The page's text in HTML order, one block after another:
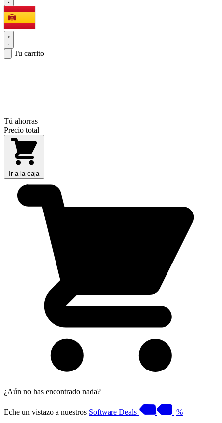
Tu carrito
Tú ahorras
Precio total
Ir a la caja
¿Aún no has encontrado nada?
Eche un vistazo a nuestros Software Deals %